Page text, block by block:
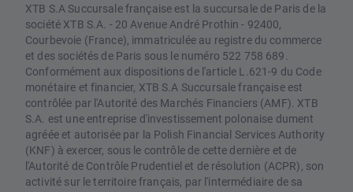
XTB S.A Succursale française est la succursale de Paris de la
société XTB S.A. - 20 Avenue André Prothin - 92400,
Courbevoie (France), immatriculée au registre du commerce
et des sociétés de Paris sous le numéro 522 758 689.
Conformément aux dispositions de l'article L.621-9 du Code
monétaire et financier, XTB S.A Succursale française est
contrôlée par l'Autorité des Marchés Financiers (AMF). XTB
S.A. est une entreprise d'investissement polonaise dument
agréée et autorisée par la Polish Financial Services Authority
(KNF) à exercer, sous le contrôle de cette dernière et de
l'Autorité de Contrôle Prudentiel et de résolution (ACPR), son
activité sur le territoire français, par l'intermédiaire de sa